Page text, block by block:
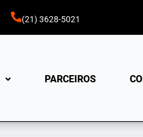
(21) 3628-5021
PARCEIROS